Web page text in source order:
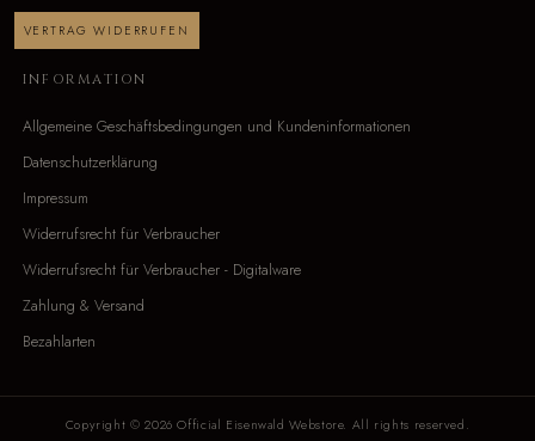
VERTRAG WIDERRUFEN
INFORMATION
Allgemeine Geschäftsbedingungen und Kundeninformationen
Datenschutzerklärung
Impressum
Widerrufsrecht für Verbraucher
Widerrufsrecht für Verbraucher - Digitalware
Zahlung & Versand
Bezahlarten
Copyright © 2026 Official Eisenwald Webstore. All rights reserved.